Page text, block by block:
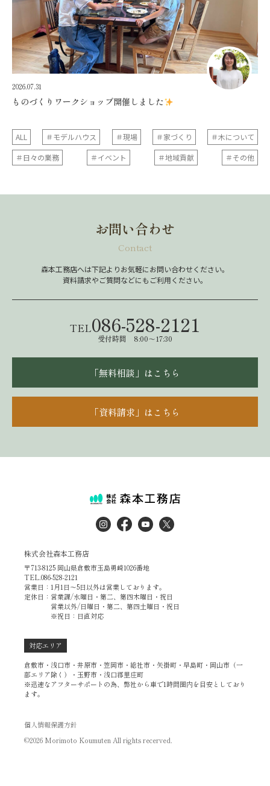
2026.07.31
ものづくりワークショップ開催しました
ALL ＃モデルハウス ＃現場 ＃家づくり
＃木について
＃日々の業務
＃イベント ＃地域貢献 ＃その他
お問い合わせ
Contact
森本工務店へは下記よりお気軽にお問い合わせください。
資料請求やご質問などにもご利用ください。
TEL086-528-2121
受付時間 8:00～17:30
「無料相談」はこちら
「資料請求」はこちら
株式会社森本工務店
〒713-8125 岡山県倉敷市玉島勇崎1026番地
TEL.086-528-2121
営業日：1月1日～5日以外は営業しております。
定休日：営業課/水曜日・第二、第四木曜日・祝日
営業以外/日曜日・第二、第四土曜日・祝日
※祝日：日直対応
対応エリア
倉敷市・浅口市・井原市・笠岡市・総社市・矢掛町・早島町・岡山市（一
部エリア除く）・玉野市・浅口郡里庄町
※迅速なアフターサポートの為、弊社から車で1時間圏内を目安としており
ます。
個人情報保護方針
©2026 Morimoto Koumuten All rights recerved.